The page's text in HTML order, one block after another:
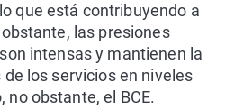
que está contribuyendo a
las presiones
intensas y mantienen la
los servicios en niveles
no obstante, el BCE.